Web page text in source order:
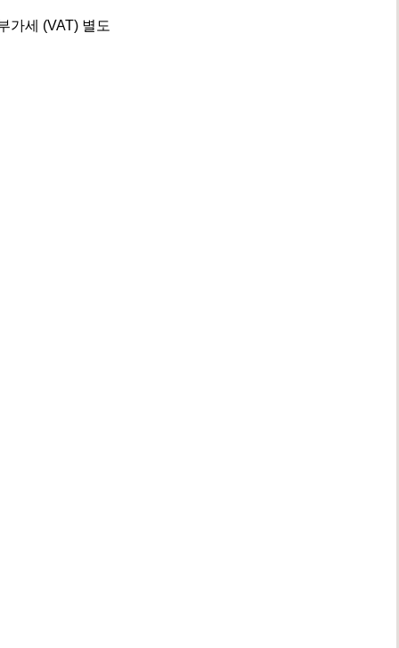
가세 (VAT) 별도